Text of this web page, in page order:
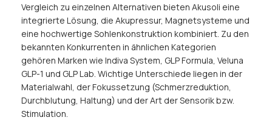
Vergleich zu einzelnen Alternativen bieten Akusoli eine
integrierte Lösung, die Akupressur, Magnetsysteme und
eine hochwertige Sohlenkonstruktion kombiniert. Zu den
bekannten Konkurrenten in ähnlichen Kategorien
gehören Marken wie Indiva System, GLP Formula, Veluna
GLP-1 und GLP Lab. Wichtige Unterschiede liegen in der
Materialwahl, der Fokussetzung (Schmerzreduktion,
Durchblutung, Haltung) und der Art der Sensorik bzw.
Stimulation.